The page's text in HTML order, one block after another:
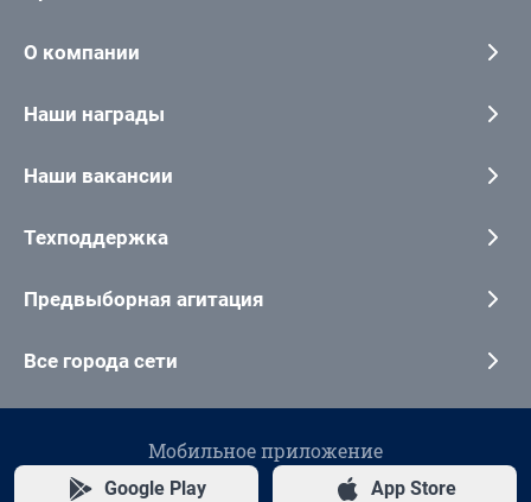
О компании
Наши награды
Наши вакансии
Техподдержка
Предвыборная агитация
Все города сети
Мобильное приложение
Google Play App Store